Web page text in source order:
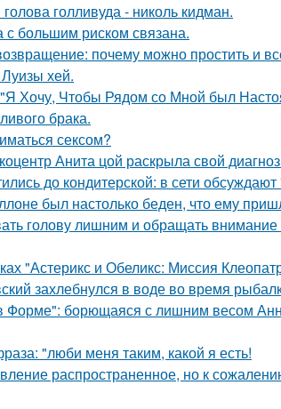
голливуда - николь кидман.
с большим риском связана.
почему можно простить и
хей.
Хочу, Чтобы Рядом со Мной был
брака.
сексом?
Анита цой раскрыла свой
до кондитерской: в сети
был настолько беден, что ему
голову лишним и обращать
"Астерикс и Обеликс: Миссия
захлебнулся в воде во время
борющаяся с лишним весом
"люби меня таким, какой я есть!
распространенное, но к